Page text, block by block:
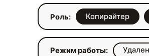
Роль: Копирайтер
Режим работы: